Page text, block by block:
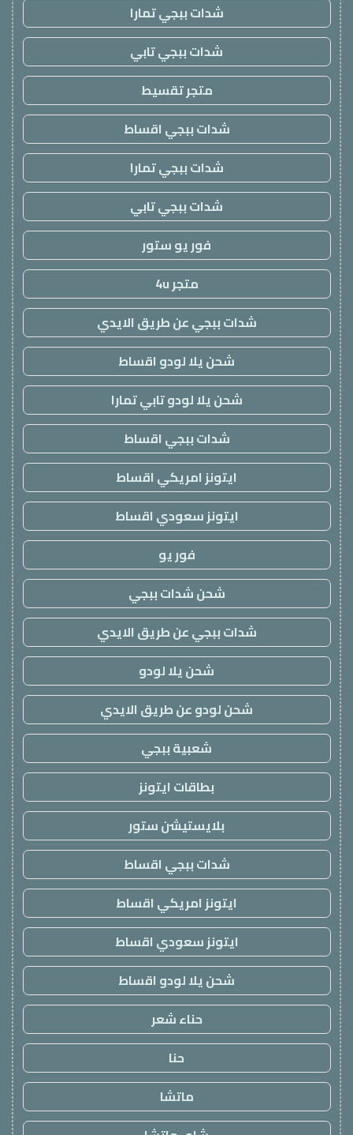
شدات ببجي تمارا
شدات ببجي تابي
متجر تقسيط
شدات ببجي اقساط
شدات ببجي تمارا
شدات ببجي تابي
فور يو ستور
متجر 4u
شدات ببجي عن طريق الايدي
شحن يلا لودو اقساط
شحن يلا لودو تابي تمارا
شدات ببجي اقساط
ايتونز امريكي اقساط
ايتونز سعودي اقساط
فور يو
شحن شدات ببجي
شدات ببجي عن طريق الايدي
شحن يلا لودو
شحن لودو عن طريق الايدي
شعبية ببجي
بطاقات ايتونز
بلايستيشن ستور
شدات ببجي اقساط
ايتونز امريكي اقساط
ايتونز سعودي اقساط
شحن يلا لودو اقساط
حناء شعر
حنا
ماتشا